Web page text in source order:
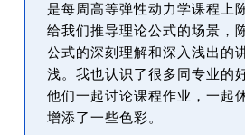
是每周高等弹性动力学课程上
给我们推导理论公式的场景，
公式的深刻理解和深入浅出的
浅。我也认识了很多同专业的
他们一起讨论课程作业，一起
增添了一些色彩。